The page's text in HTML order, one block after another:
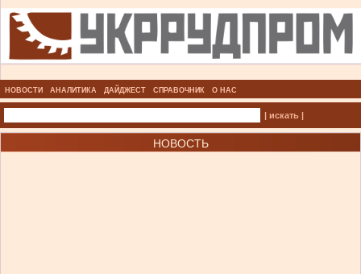
НОВОСТИ АНАЛИТИКА ДАЙДЖЕСТ СПРАВОЧНИК О НАС
| искать |
НОВОСТЬ